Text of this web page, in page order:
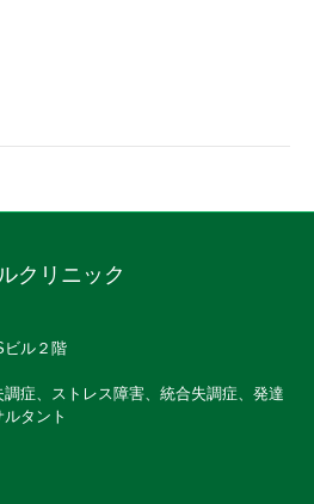
クリニック
ビル２階
症、ストレス障害、統合失調症、発達
タント